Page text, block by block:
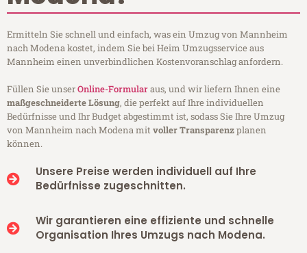
Ermitteln Sie schnell und einfach, was ein Umzug von Mannheim
nach Modena kostet, indem Sie bei Heim Umzugsservice aus
Mannheim einen unverbindlichen Kostenvoranschlag anfordern.
Füllen Sie unserOnline-Formularaus, und wir liefern Ihnen eine
maßgeschneiderte Lösung, die perfekt auf Ihre individuellen
Bedürfnisse und Ihr Budget abgestimmt ist, sodass Sie Ihre Umzug
von Mannheim nach Modena mitvoller Transparenzplanen
können.
Unsere Preise werden individuell auf Ihre
Bedürfnisse zugeschnitten.
Wir garantieren eine effiziente und schnelle
Organisation Ihres Umzugs nach Modena.